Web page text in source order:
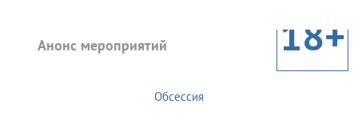
Анонс мероприятий 18+
Обсессия